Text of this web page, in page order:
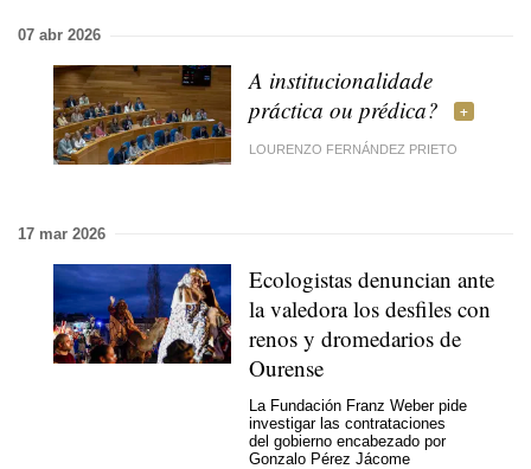
07 abr 2026
A institucionalidade
práctica ou prédica?
LOURENZO FERNÁNDEZ PRIETO
17 mar 2026
Ecologistas denuncian ante
la valedora los desfiles con
renos y dromedarios de
Ourense
La Fundación Franz Weber pide
investigar las contrataciones
del gobierno encabezado por
Gonzalo Pérez Jácome